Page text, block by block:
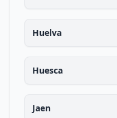
Huelva
Huesca
Jaen